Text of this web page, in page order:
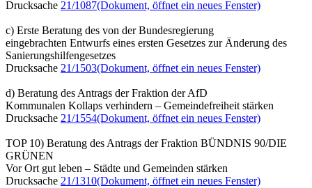
Drucksache 21/1087(Dokument, öffnet ein neues Fenster)
c) Erste Beratung des von der Bundesregierung
eingebrachten Entwurfs eines ersten Gesetzes zur Änderung des
Sanierungshilfengesetzes
Drucksache 21/1503(Dokument, öffnet ein neues Fenster)
d) Beratung des Antrags der Fraktion der AfD
Kommunalen Kollaps verhindern – Gemeindefreiheit stärken
Drucksache 21/1554(Dokument, öffnet ein neues Fenster)
TOP 10) Beratung des Antrags der Fraktion BÜNDNIS 90/DIE
GRÜNEN
Vor Ort gut leben – Städte und Gemeinden stärken
Drucksache 21/1310(Dokument, öffnet ein neues Fenster)